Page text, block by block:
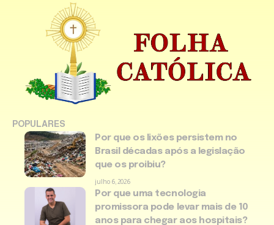
POPULARES
Por que os lixões persistem no
Brasil décadas após a legislação
que os proibiu?
julho 6, 2026
Por que uma tecnologia
promissora pode levar mais de 10
anos para chegar aos hospitais?